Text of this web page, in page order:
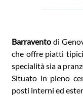
Barraventodi
che offre piatti
specialità sia a
Situato in pieno
posti interni ed